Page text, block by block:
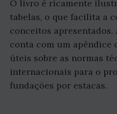
O livro é ricamente
tabelas, o que facilita a
conceitos apresentados.
conta com um apêndice
úteis sobre as normas
internacionais para o
fundações por estacas.